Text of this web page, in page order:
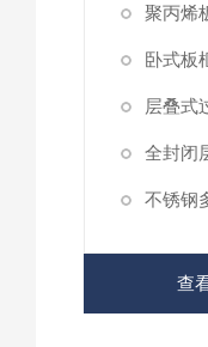
聚丙烯
卧式板
层叠式
全封闭
不锈钢
查